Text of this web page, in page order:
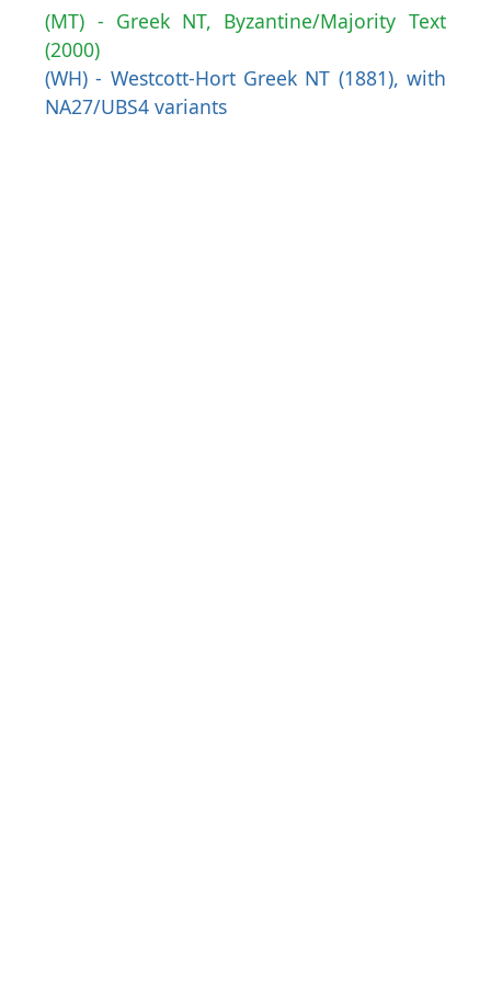
(MT) - Greek NT, Byzantine/Majority Text
(2000)
(WH) - Westcott-Hort Greek NT (1881), with
NA27/UBS4 variants